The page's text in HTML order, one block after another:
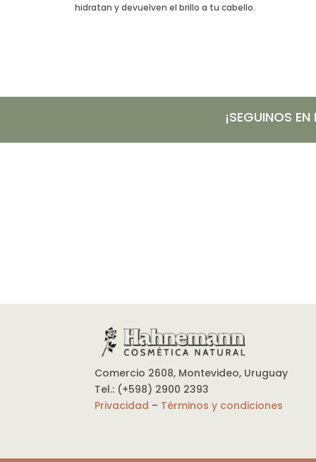
hidratan y devuelven el brillo a tu cabello.
¡SEGUINOS
Comercio 2608, Montevideo, Uruguay
Tel.: (+598) 2900 2393
Privacidad – Términos y condiciones